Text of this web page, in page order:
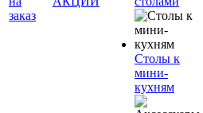
заказ
Столы к
мини-
кухням